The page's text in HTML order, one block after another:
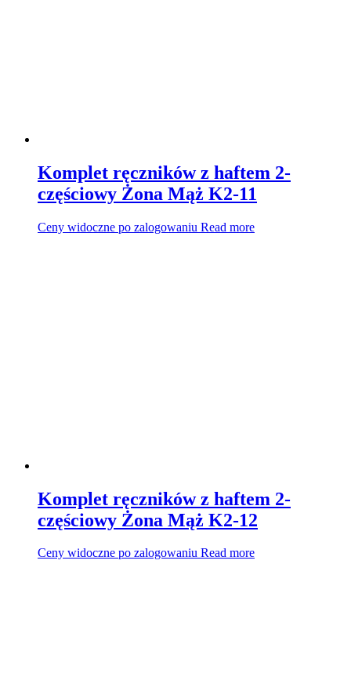
Komplet ręczników z haftem 2-
częściowy Żona Mąż K2-11
Ceny widoczne po zalogowaniu Read more
Komplet ręczników z haftem 2-
częściowy Żona Mąż K2-12
Ceny widoczne po zalogowaniu Read more